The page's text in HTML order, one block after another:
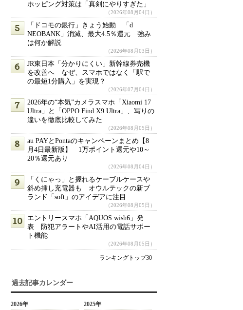
ホッピング対策は「真剣にやりすぎた」
（2026年08月04日）
「ドコモの銀行」きょう始動 「d
NEOBANK」消滅、最大4.5％還元 強み
は何か解説
（2026年08月03日）
JR東日本「分かりにくい」新幹線券売機
を改善へ なぜ、スマホではなく「駅で
の最短1分購入」を実現？
（2026年07月04日）
2026年の“本気”カメラスマホ「Xiaomi 17
Ultra」と「OPPO Find X9 Ultra」、写りの
違いを徹底比較してみた
（2026年08月05日）
au PAYとPontaのキャンペーンまとめ【8
月4日最新版】 1万ポイント還元や10～
20％還元あり
（2026年08月04日）
「くにゃっ」と握れるケーブルケースや
斜め挿し充電器も オウルテックの新ブ
ランド「soft」のアイデアに注目
（2026年08月05日）
エントリースマホ「AQUOS wish6」発
表 防犯アラートやAI活用の電話サポー
ト機能
（2026年08月05日）
ランキングトップ30
過去記事カレンダー
2026年 2025年